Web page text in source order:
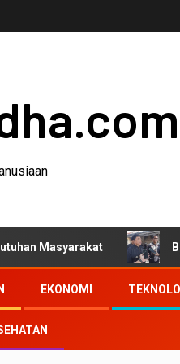
Bupati Garut:
EKONOMI